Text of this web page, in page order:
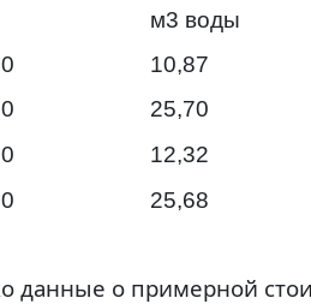
м3 воды
10,87
25,70
12,32
25,68
данные о примерной